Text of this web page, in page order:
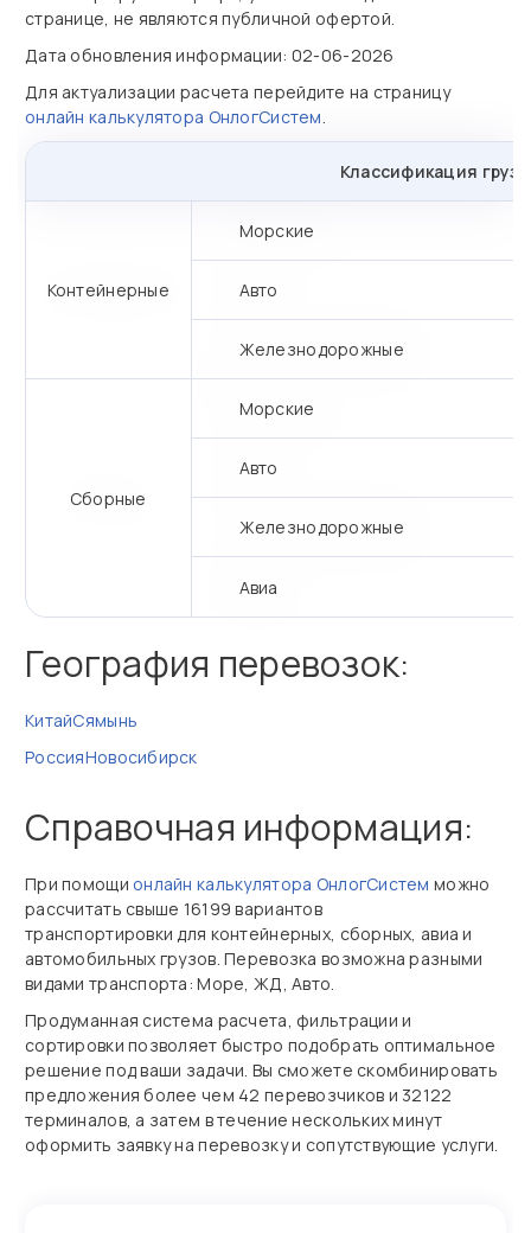
странице, не являются публичной офертой.
Дата обновления информации: 02-06-2026
Для актуализации расчета перейдите на страницу
онлайн калькулятора ОнлогСистем.
Классификация
Контейнерные
Морские
Авто
Железнодорожные
Сборные
Морские
Авто
Железнодорожные
Авиа
География перевозок:
КитайСямынь
РоссияНовосибирск
Справочная информация:
При помощи онлайн калькулятора ОнлогСистем можно
рассчитать свыше 16199 вариантов
транспортировки для контейнерных, сборных, авиа и
автомобильных грузов. Перевозка возможна разными
видами транспорта: Море, ЖД, Авто.
Продуманная система расчета, фильтрации и
сортировки позволяет быстро подобрать оптимальное
решение под ваши задачи. Вы сможете скомбинировать
предложения более чем 42 перевозчиков и 32122
терминалов, а затем в течение нескольких минут
оформить заявку на перевозку и сопутствующие услуги.